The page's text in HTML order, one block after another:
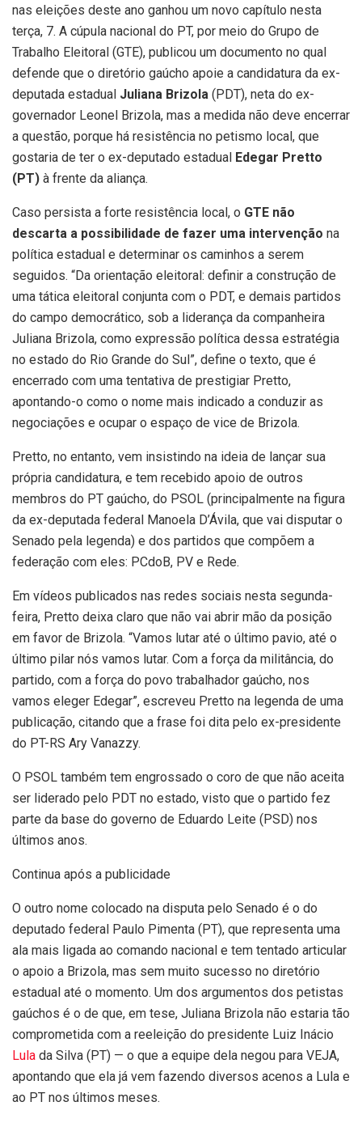
nas eleições deste ano ganhou um novo capítulo nesta
terça, 7. A cúpula nacional do PT, por meio do Grupo de
Trabalho Eleitoral (GTE), publicou um documento no qual
defende que o diretório gaúcho apoie a candidatura da ex-
deputada estadual Juliana Brizola (PDT), neta do ex-
governador Leonel Brizola, mas a medida não deve encerrar
a questão, porque há resistência no petismo local, que
gostaria de ter o ex-deputado estadual Edegar Pretto
(PT) à frente da aliança.
Caso persista a forte resistência local, o GTE não
descarta a possibilidade de fazer uma intervenção na
política estadual e determinar os caminhos a serem
seguidos. “Da orientação eleitoral: definir a construção de
uma tática eleitoral conjunta com o PDT, e demais partidos
do campo democrático, sob a liderança da companheira
Juliana Brizola, como expressão política dessa estratégia
no estado do Rio Grande do Sul”, define o texto, que é
encerrado com uma tentativa de prestigiar Pretto,
apontando-o como o nome mais indicado a conduzir as
negociações e ocupar o espaço de vice de Brizola.
Pretto, no entanto, vem insistindo na ideia de lançar sua
própria candidatura, e tem recebido apoio de outros
membros do PT gaúcho, do PSOL (principalmente na figura
da ex-deputada federal Manoela D’Ávila, que vai disputar o
Senado pela legenda) e dos partidos que compõem a
federação com eles: PCdoB, PV e Rede.
Em vídeos publicados nas redes sociais nesta segunda-
feira, Pretto deixa claro que não vai abrir mão da posição
em favor de Brizola. “Vamos lutar até o último pavio, até o
último pilar nós vamos lutar. Com a força da militância, do
partido, com a força do povo trabalhador gaúcho, nos
vamos eleger Edegar”, escreveu Pretto na legenda de uma
publicação, citando que a frase foi dita pelo ex-presidente
do PT-RS Ary Vanazzy.
O PSOL também tem engrossado o coro de que não aceita
ser liderado pelo PDT no estado, visto que o partido fez
parte da base do governo de Eduardo Leite (PSD) nos
últimos anos.
Continua após a publicidade
O outro nome colocado na disputa pelo Senado é o do
deputado federal Paulo Pimenta (PT), que representa uma
ala mais ligada ao comando nacional e tem tentado articular
o apoio a Brizola, mas sem muito sucesso no diretório
estadual até o momento. Um dos argumentos dos petistas
gaúchos é o de que, em tese, Juliana Brizola não estaria tão
comprometida com a reeleição do presidente Luiz Inácio
Lula da Silva (PT) — o que a equipe dela negou para VEJA,
apontando que ela já vem fazendo diversos acenos a Lula e
ao PT nos últimos meses.